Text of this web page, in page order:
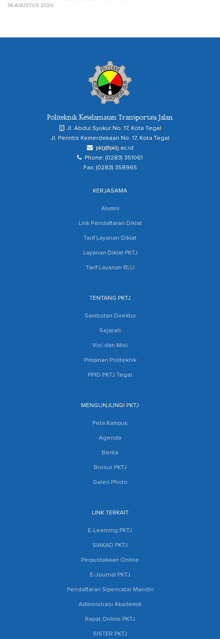
06 AGUSTUS 2026
Politeknik Keselamatan Transportasi Jalan
Jl. Abdul Syukur No. 17, Kota Tegal
Jl. Perintis Kemerdekaan No. 17, Kota Tegal
pktj@pktj.ac.id
Phone: (0283) 351061
Fax: (0283) 358965
KERJASAMA
Alumni
Link Pendaftaran Diklat
Tarif Layanan Diklat
Layanan Diklat PKTJ
Tarif Layanan BLU
TENTANG PKTJ
Sambutan Direktur
Sejarah
Visi dan Misi
Pimpinan Politeknik
PPID PKTJ Tegal
MENGUNJUNGI PKTJ
Peta Kampus
Agenda
Berita
Brosur PKTJ
Galeri Photo
LINK TERKAIT
E-Learning PKTJ
SIAKAD PKTJ
Perpustakaan Online
E-Journal PKTJ
Pendaftaran Sipencatar Mandiri
Administrasi Akademik
Rapat Online PKTJ
SISTER PKTJ